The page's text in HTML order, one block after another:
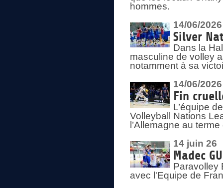
hommes.
14/06/2026
Silver
Dans la
masculine de volley
notamment à sa
14/06/2026
Fin
L’équipe
Volleyball Nations
l’Allemagne au
14 juin 26
Madec
Paravolley
avec l'Equipe de